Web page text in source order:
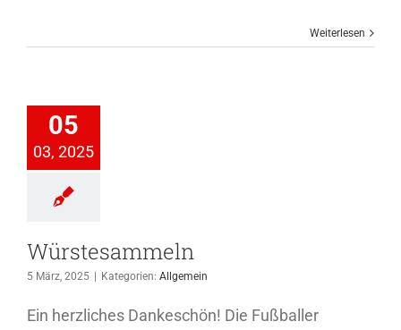
Weiterlesen
05
03, 2025
Würstesammeln
5 März, 2025 Kategorien: Allgemein
Ein herzliches Dankeschön! Die Fußballer